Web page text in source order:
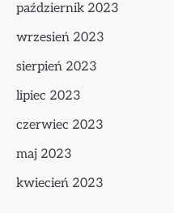
październik 2023
wrzesień 2023
sierpień 2023
lipiec 2023
czerwiec 2023
maj 2023
kwiecień 2023